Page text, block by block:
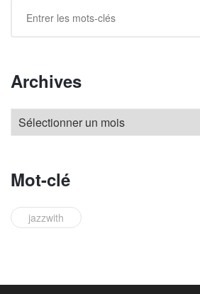
Archives
Mot-clé
jazzwith